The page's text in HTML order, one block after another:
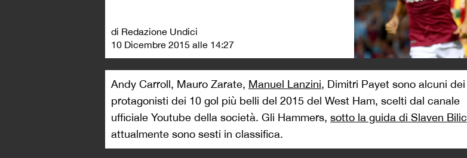
di Redazione Undici
10 Dicembre 2015 alle 14:27
Andy Carroll, Mauro Zarate, Manuel Lanzini, Dimitri Payet sono alcuni dei
protagonisti dei 10 gol più belli del 2015 del West Ham, scelti dal canale
ufficiale Youtube della società. Gli Hammers, sotto la guida di Slaven Bilic
attualmente sono sesti in classifica.